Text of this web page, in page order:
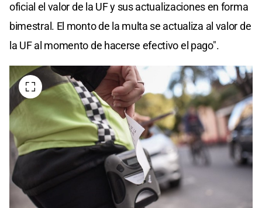
oficial el valor de la UF y sus actualizaciones en forma
bimestral. El monto de la multa se actualiza al valor de
la UF al momento de hacerse efectivo el pago".